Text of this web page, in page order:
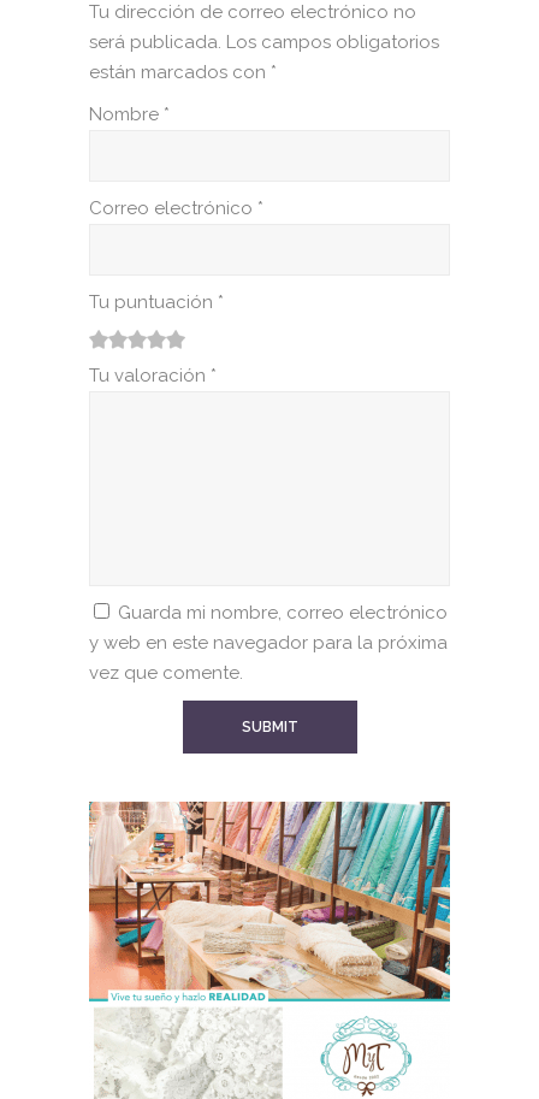
Tu dirección de correo electrónico no
será publicada. Los campos obligatorios
están marcados con *
Nombre *
Correo electrónico *
Tu puntuación *
1
2
3
4
5
Tu valoración *
Guarda mi nombre, correo electrónico
y web en este navegador para la próxima
vez que comente.